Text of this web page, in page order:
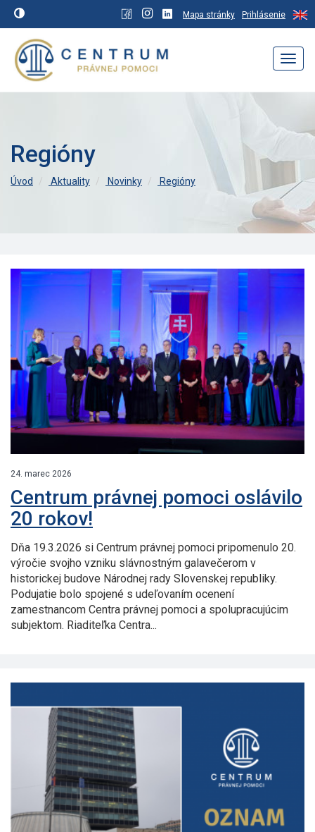
Mapa stránky Prihlásenie
Regióny
Úvod Aktuality Novinky Regióny
24. marec 2026
Centrum právnej pomoci oslávilo
20 rokov!
Dňa 19.3.2026 si Centrum právnej pomoci pripomenulo 20.
výročie svojho vzniku slávnostným galavečerom v
historickej budove Národnej rady Slovenskej republiky.
Podujatie bolo spojené s udeľovaním ocenení
zamestnancom Centra právnej pomoci a spolupracujúcim
subjektom. Riaditeľka Centra...